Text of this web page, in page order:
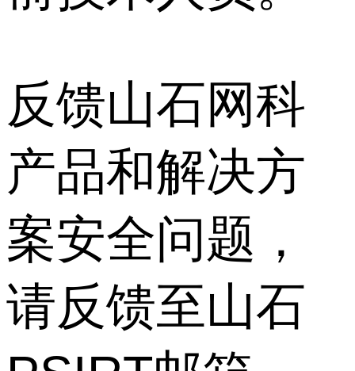
反馈山石网科
产品和解决方
案安全问题，
请反馈至山石